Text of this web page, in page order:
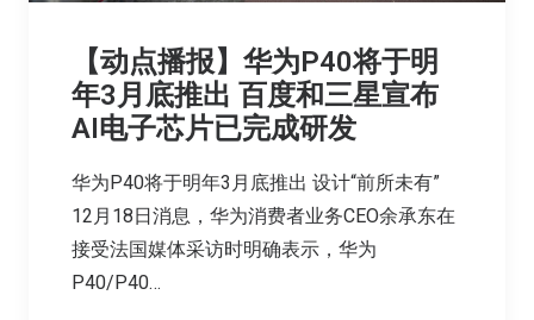
【动点播报】华为P40将于明
年3月底推出 百度和三星宣布
AI电子芯片已完成研发
华为P40将于明年3月底推出 设计“前所未有”
12月18日消息，华为消费者业务CEO余承东在
接受法国媒体采访时明确表示，华为
P40/P40…